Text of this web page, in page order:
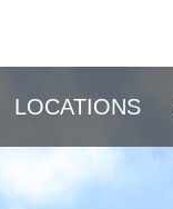
LOCATIONS